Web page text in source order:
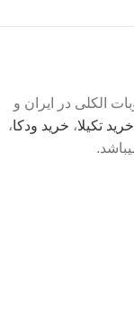
الکلی در ایران و
خرید تکیلا، خرید ودکا،